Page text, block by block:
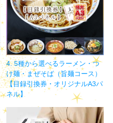
4. 5種から選べるラーメン・つ
け麺・まぜそば（旨麺コース）
【目録引換券・オリジナルA3パ
ネル】